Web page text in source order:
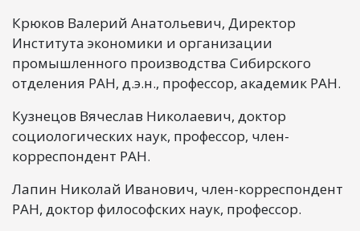
Крюков Валерий Анатольевич, Директор
Института экономики и организации
промышленного производства Сибирского
отделения РАН, д.э.н., профессор, академик РАН.
Кузнецов Вячеслав Николаевич, доктор
социологических наук, профессор, член-
корреспондент РАН.
Лапин Николай Иванович, член-корреспондент
РАН, доктор философских наук, профессор.